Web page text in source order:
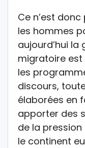
Ce n’est
les hommes
aujourd’hui la
migratoire est
les
discours,
élaborées en
apporter des
de la pression
le continent